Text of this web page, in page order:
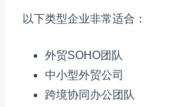
以下类型企业非常适合：
外贸SOHO团队
中小型外贸公司
跨境协同办公团队